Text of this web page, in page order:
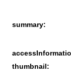
summary:
thumbnail: